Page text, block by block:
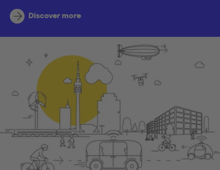
Discover more